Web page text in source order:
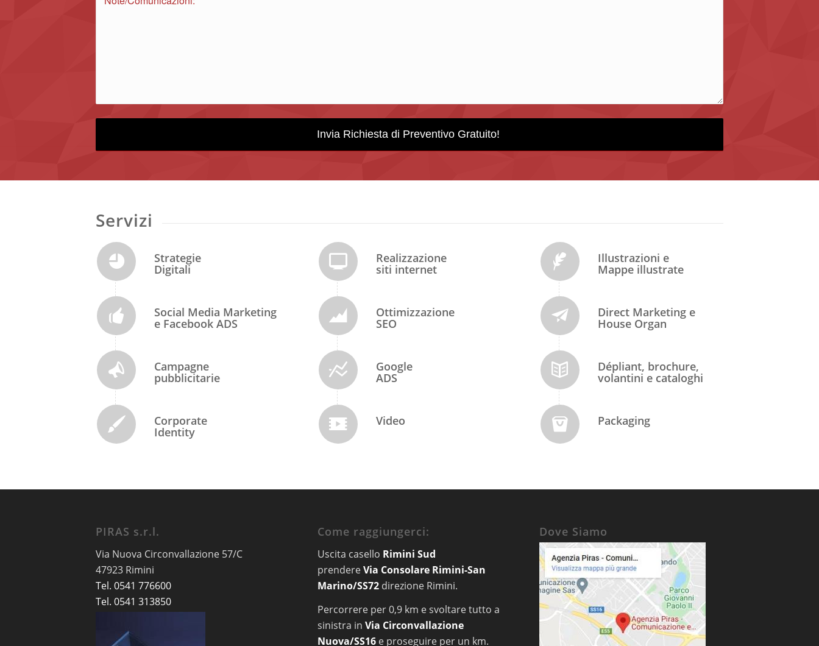
Servizi
Strategie
Digitali
Social Media Marketing
e Facebook ADS
Campagne
pubblicitarie
Corporate
Identity
Realizzazione
siti internet
Ottimizzazione
SEO
Google
ADS
Video
Illustrazioni e
Mappe illustrate
Direct Marketing e
House Organ
Dépliant, brochure,
volantini e cataloghi
Packaging
PIRAS s.r.l.
Via Nuova Circonvallazione 57/C
47923 Rimini
Tel. 0541 776600
Tel. 0541 313850
Come raggiungerci:
Uscita casello Rimini Sud
prendereVia Consolare Rimini-San
Marino/SS72direzione Rimini.
Percorrere per 0,9 km e svoltare tutto a
sinistra in Via Circonvallazione
Nuova/SS16e proseguire per un km.
Dove Siamo